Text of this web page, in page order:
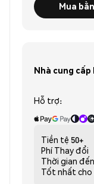
Mua
Nhà cung
Hỗ trợ:
Tiền tệ 50+
Phí Thay đổi
Thời gian đến
Tốt nhất cho